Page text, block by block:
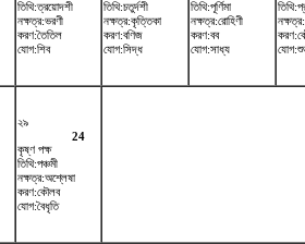
তিথি:ত্রয়োদশী
নক্ষত্র:ভরণী
করণ:তৈতিল
যোগ:শিব
তিথি:চতুর্দশী
নক্ষত্র:কৃত্তিকা
করণ:বণিজ
যোগ:সিদ্ধ
তিথি:পূর্ণিমা
নক্ষত্র:রোহিণী
করণ:বব
যোগ:সাধ্য
২৯
24
কৃষ্ণ পক্ষ
তিথি:পঞ্চমী
নক্ষত্র:অশ্লেষা
করণ:কৌলব
যোগ:বৈধৃতি